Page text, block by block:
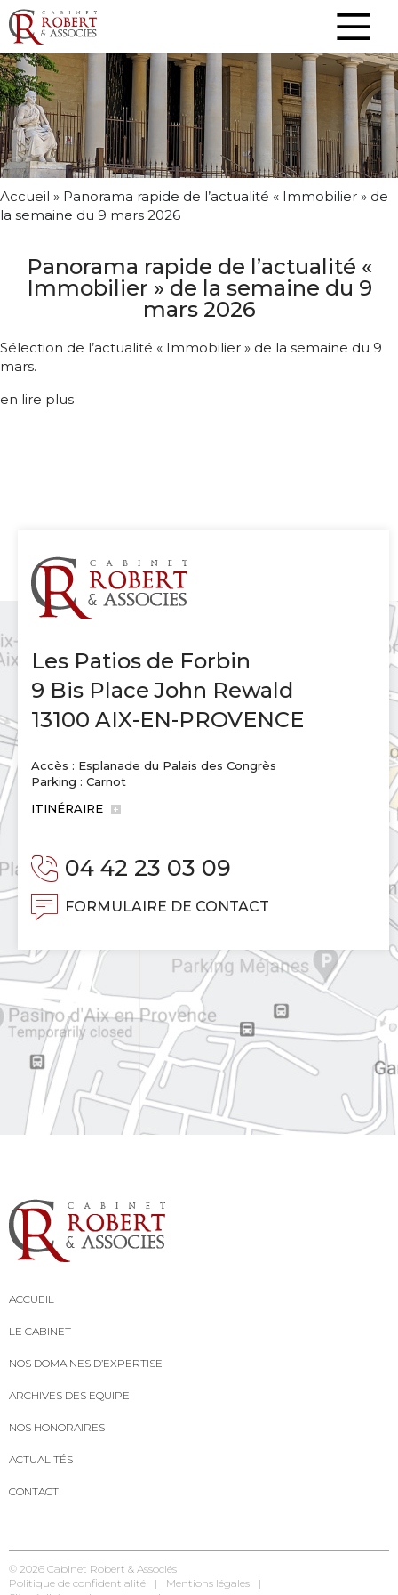
Accueil » Panorama rapide de l’actualité « Immobilier » de
la semaine du 9 mars 2026
Panorama rapide de l’actualité «
Immobilier » de la semaine du 9
mars 2026
Sélection de l’actualité « Immobilier » de la semaine du 9
mars.
en lire plus
Les Patios de Forbin
9 Bis Place John Rewald
13100 AIX-EN-PROVENCE
Accès : Esplanade du Palais des Congrès
Parking : Carnot
ITINÉRAIRE
04 42 23 03 09
FORMULAIRE DE CONTACT
ACCUEIL
LE CABINET
NOS DOMAINES D’EXPERTISE
ARCHIVES DES EQUIPE
NOS HONORAIRES
ACTUALITÉS
CONTACT
© 2026 Cabinet Robert & Associés
Politique de confidentialité
Mentions légales